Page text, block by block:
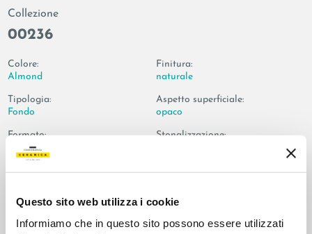
Questo sito web utilizza i cookie
Informiamo che in questo sito possono essere utilizzati
Collezione
00236
Colore:
Almond
Tipologia:
Fondo
Formato:
60.0x120.0
Finitura:
naturale
Aspetto superficiale:
opaco
Stonalizzazione:
Unità di misura: